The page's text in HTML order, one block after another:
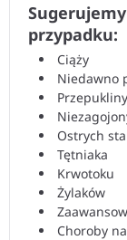
przypadku:
Ciąży
Niedawno
Przepukliny
Ostrych
Tętniaka
Krwotoku
Żylaków
Choroby